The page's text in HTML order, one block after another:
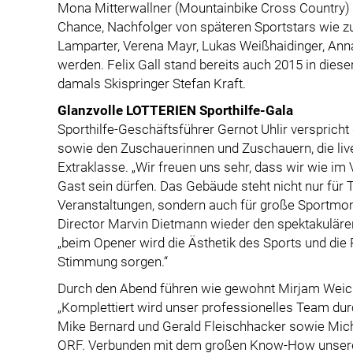
Mona Mitterwallner (Mountainbike Cross Country)
Chance, Nachfolger von späteren Sportstars wie
Lamparter, Verena Mayr, Lukas Weißhaidinger,
werden. Felix Gall stand bereits auch 2015 in
damals Skispringer Stefan Kraft.
Glanzvolle LOTTERIEN Sporthilfe-Gala
Sporthilfe-Geschäftsführer Gernot Uhlir
sowie den Zuschauerinnen und Zuschauern, die
Extraklasse. „Wir freuen uns sehr, dass wir wie
Gast sein dürfen. Das Gebäude steht nicht nur für
Veranstaltungen, sondern auch für große
Director Marvin Dietmann wieder den
„beim Opener wird die Ästhetik des Sports und
Stimmung sorgen.“
Durch den Abend führen wie gewohnt Mirjam
„Komplettiert wird unser professionelles Team
Mike Bernard und Gerald Fleischhacker sowie
ORF. Verbunden mit dem großen Know-How